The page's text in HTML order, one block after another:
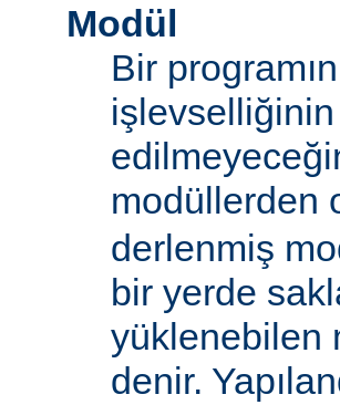
Modül
Bir
modüllerden
derlenmiş
bir yerde
yüklenebilen
denir.